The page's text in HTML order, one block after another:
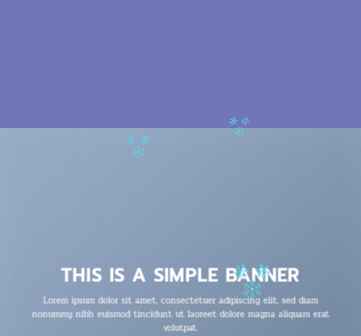
THIS IS A SIMPLE BANNER
Lorem ipsum dolor sit amet, consectetuer adipiscing elit, sed diam
nonummy nibh euismod tincidunt ut laoreet dolore magna aliquam erat
volutpat.